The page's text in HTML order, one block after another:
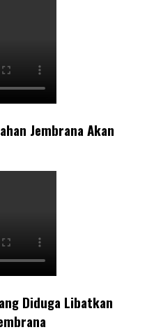
Jembrana Akan
Diduga Libatkan